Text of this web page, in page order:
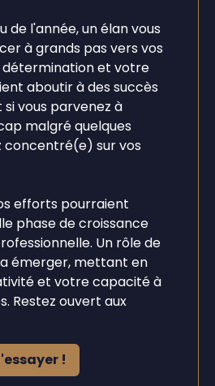
de l'année, un élan vous
à grands pas vers vos
et votre
aboutir à des succès
vous parvenez à
malgré quelques
concentré(e) sur vos
efforts pourraient
phase de croissance
Un rôle de
émerger, mettant en
et votre capacité à
Restez ouvert aux
!